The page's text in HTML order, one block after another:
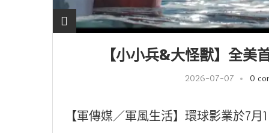
【小小兵&大怪獸】全美
2026-07-07 0
【軍傳媒／軍風生活】環球影業於7